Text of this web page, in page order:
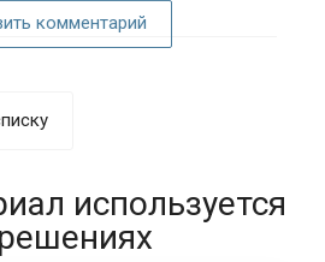
комментарий
используется